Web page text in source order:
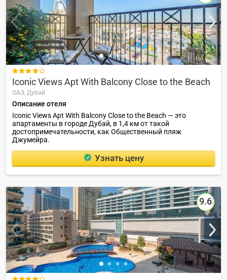

Iconic Views Apt With Balcony Close to the Beach
ОАЭ, Дубай
Описание отеля
Iconic Views Apt With Balcony Close to the Beach — это
апартаменты в городе Дубай, в 1,4 км от такой
достопримечательности, как Общественный пляж
Джумейра.
Узнать цену
9.6
